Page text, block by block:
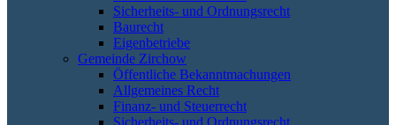
Sicherheits- und Ordnungsrecht
Baurecht
Eigenbetriebe
Gemeinde Zirchow
Öffentliche Bekanntmachungen
Allgemeines Recht
Finanz- und Steuerrecht
Sicherheits- und Ordnungsrecht